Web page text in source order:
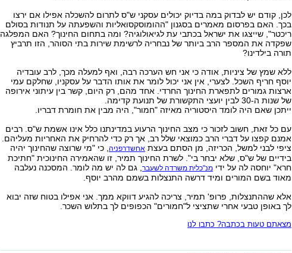
לכן, קודם יש לבדוק במה בדיוק יכולים עסקני ש"ס לתרום להשכלה אפילו אם ירצו
בכך. האם בפרסום מאמרים בסגנון "ההומוסקסואליות והשפעתה על תנודות בסולם
ריכטר", שייצגו את ישראל בכתבי עת לגיאולוגיה? ומה בתחום החינוך? האם המפלגה
שפקדה את המספר הרב ביותר של נבחריה לרשימת שירות בתי הסוהר, הזו תרביץ
תורה בילדינו?
ללא שמץ של ציניות, אודה כי אני חש הערכה רבה, ואף למעלה מכך, לרב עובדיה
יוסף חריף השכל. לצערי, אין אני יכול לומר את אותו הדבר על עסקניו, שחלקם עמי
ארצות גמורים לתפארת החינוך החרדי. אחד מהם, רק היום, קשר בין עיתוני אירופה
של שנות ה-30 לבין יועצי התקשורת של תנועת קדימה.
ייתכן שאם היה לומד היסטוריה מאיזה "חמור", היה מבין את חומרת דבריו.
עם כל זאת, חשוב לזכור כי מצב החינוך הרעוע במדינתנו כלל אינו אשמת ש"ס. רבים
אמנם קפצו על דברי הרב כמוצאי שלל רב, אך רק כדי להרחיק את האחריות מעליהם.
ציפי לבני למשל, הכריזה, מן הסתם בעצת אחשדרפניה, כי "מי שרוצה שהחינוך יהיה
בידיים של ש"ס, שלא יבחר בי". לשרת החינוך תמיר, זו שהאמירה החינוכית "חתיכת
חרא" יוחסה לה על ידי מנ"כלית משרדה לשעבר, גם לה יש מה לומר. המסכנה נעלבה
מאוד בשם המורים ומיד דרשה התנצלות בשמם מהרב יוסף.
אלא שההתנצלות, פרופ' תמיר, צריכה להגיע דווקא ממך. אני אפילו בטוח שזה יבוא
לך באופן טבעי אחרי שתציצי ל"חמורים" הכפופים לך בתלוש השכר.
מצאתם טעות בכתבה? כתבו לנו